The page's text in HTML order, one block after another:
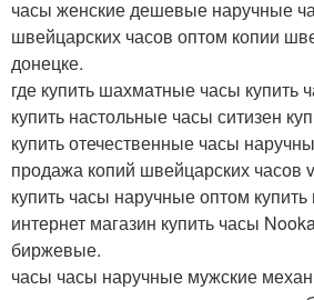
часы женские дешевые наручные
швейцарских часов оптом копии
донецке.
где купить шахматные часы купить
купить настольные часы ситизен
купить отечественные часы
продажа копий швейцарских часов
купить часы наручные оптом
интернет магазин купить часы
биржевые.
часы часы наручные мужские